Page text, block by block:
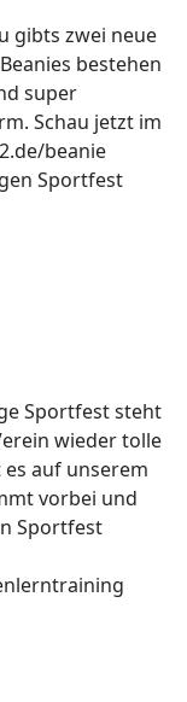
gibts zwei neue
bestehen
super
Schau jetzt im
beanie
Sportfest
Sportfest steht
wieder tolle
es auf unserem
vorbei und
Sportfest